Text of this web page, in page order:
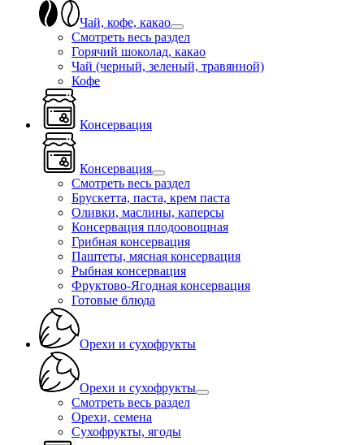
Чай, кофе, какао
Смотреть весь раздел
Горячий шоколад, какао
Чай (черный, зеленый, травянной)
Кофе
Консервация
Консервация
Смотреть весь раздел
Брускетта, паста, крем паста
Оливки, маслины, каперсы
Консервация плодоовощная
Грибная консервация
Паштеты, мясная консервация
Рыбная консервация
Фруктово-Ягодная консервация
Готовые блюда
Орехи и сухофрукты
Орехи и сухофрукты
Смотреть весь раздел
Орехи, семена
Сухофрукты, ягоды